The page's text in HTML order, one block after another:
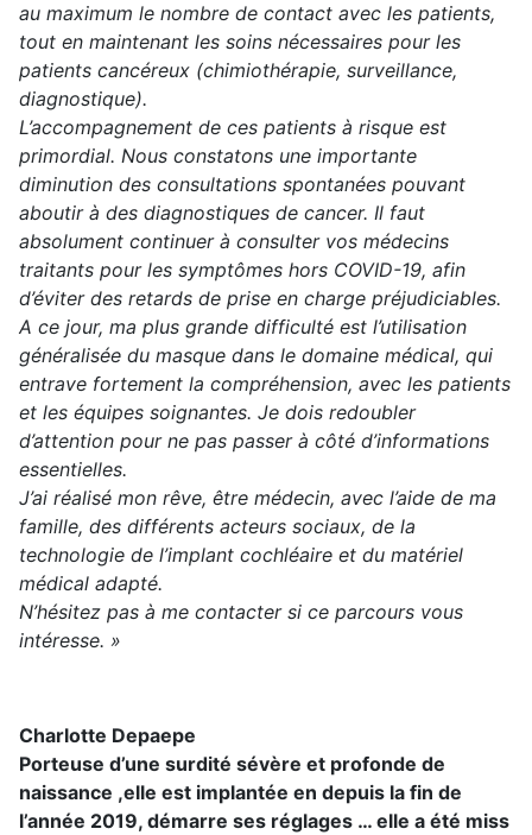
au maximum le nombre de contact avec les patients,
tout en maintenant les soins nécessaires pour les
patients cancéreux (chimiothérapie, surveillance,
diagnostique).
L’accompagnement de ces patients à risque est
primordial. Nous constatons une importante
diminution des consultations spontanées pouvant
aboutir à des diagnostiques de cancer. Il faut
absolument continuer à consulter vos médecins
traitants pour les symptômes hors COVID-19, afin
d’éviter des retards de prise en charge préjudiciables.
A ce jour, ma plus grande difficulté est l’utilisation
généralisée du masque dans le domaine médical, qui
entrave fortement la compréhension, avec les patients
et les équipes soignantes. Je dois redoubler
d’attention pour ne pas passer à côté d’informations
essentielles.
J’ai réalisé mon rêve, être médecin, avec l’aide de ma
famille, des différents acteurs sociaux, de la
technologie de l’implant cochléaire et du matériel
médical adapté.
N’hésitez pas à me contacter si ce parcours vous
intéresse. »
Charlotte Depaepe
Porteuse d’une surdité sévère et profonde de
naissance ,elle est implantée en depuis la fin de
l’année 2019, démarre ses réglages … elle a été miss